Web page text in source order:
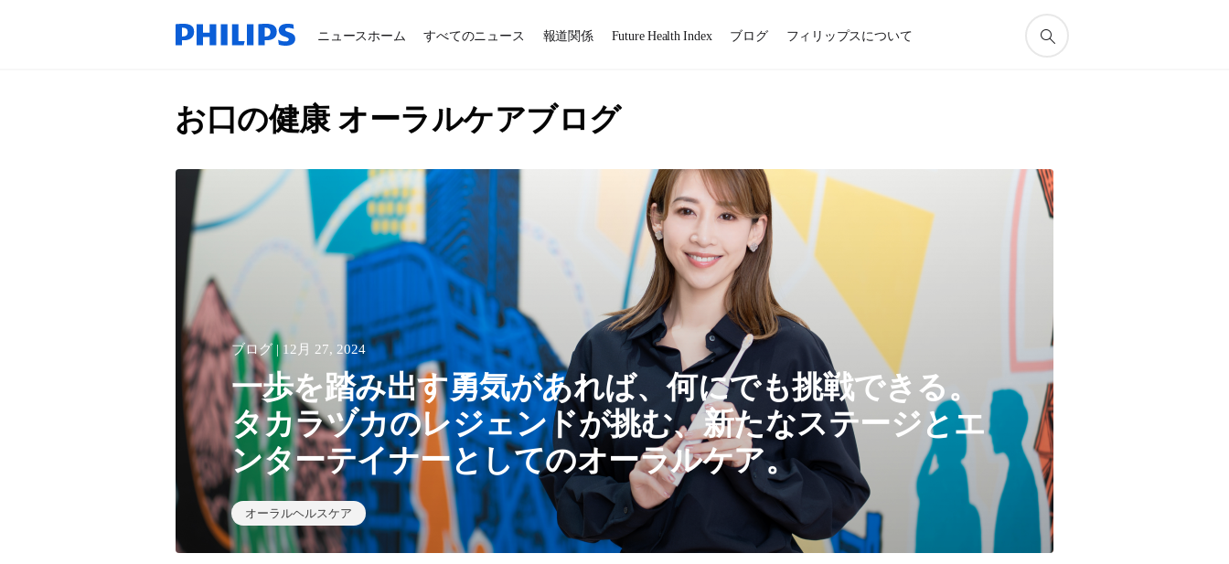
ニュースホーム すべてのニュース 報道関係 Future Health Index ブログ フィリップスについて
お口の健康 オーラルケアブログ
ブログ | 12月 27, 2024
一歩を踏み出す勇気があれば、何にでも挑戦できる。
タカラヅカのレジェンドが挑む、新たなステージとエ
ンターテイナーとしてのオーラルケア。
オーラルヘルスケア